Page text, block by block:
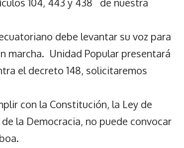
debe levantar su voz para
marcha. Unidad Popular presentará
el decreto 148, solicitaremos
con la Constitución, la Ley de
la Democracia, no puede convocar